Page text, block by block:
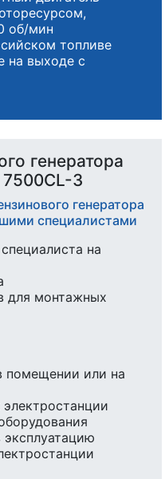
об/мин
топливе
на выходе с
генератора
3
генератора
специалистами
на
для монтажных
помещении или на
эксплуатацию